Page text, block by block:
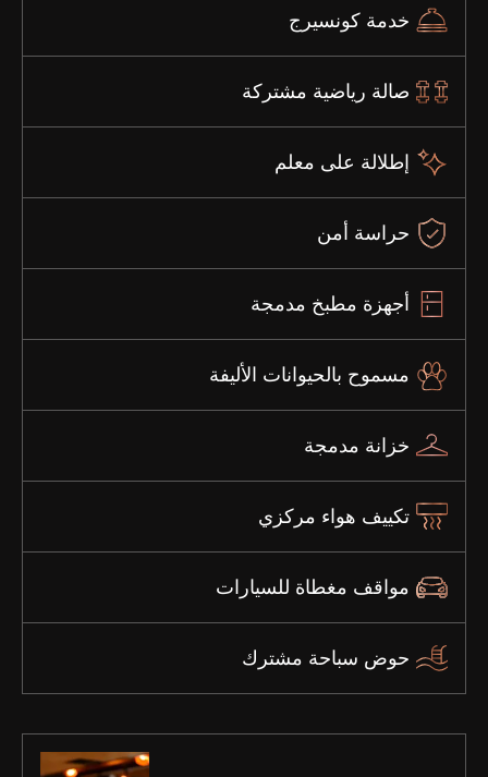
خدمة كونسيرج
صالة رياضية مشتركة
إطلالة على معلم
حراسة أمن
أجهزة مطبخ مدمجة
مسموح بالحيوانات الأليفة
خزانة مدمجة
تكييف هواء مركزي
مواقف مغطاة للسيارات
حوض سباحة مشترك